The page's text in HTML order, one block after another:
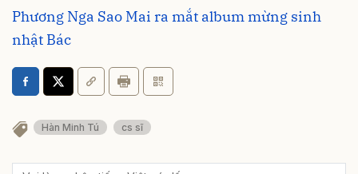
Phương Nga Sao Mai ra mắt album mừng sinh
nhật Bác
Hàn Minh Tú cs sĩ